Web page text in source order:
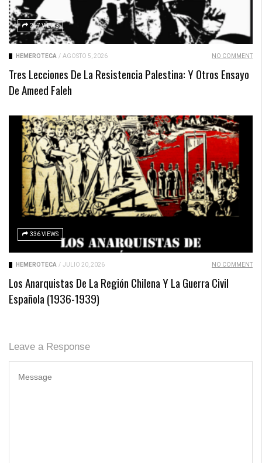
257 VIEWS
HEMEROTECA / AGOSTO 5, 2026 NO COMMENT
Tres Lecciones De La Resistencia Palestina: Y Otros Ensayo
De Ameed Faleh
336 VIEWS
HEMEROTECA / JULIO 20, 2026 NO COMMENT
Los Anarquistas De La Región Chilena Y La Guerra Civil
Española (1936-1939)
Leave a Response